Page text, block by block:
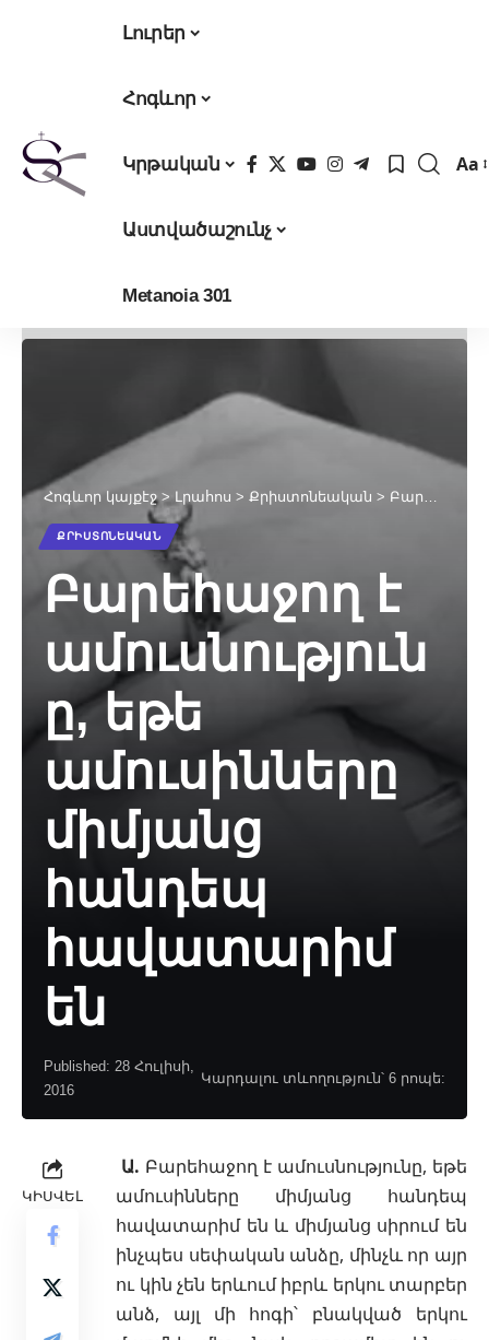
Լուրեր
Հոգևոր
Կրթական
Աստվածաշունչ
Metanoia 301
Aa
Հոգևոր կայքէջ> Լրահոս > Քրիստոնեական > Բարեհաջող է ամուսնությունը, եթե ամուսինները միմյանց հանդեպ հավատարիմ են
ՔՐԻՍՏՈՆԵԱԿԱՆ
Բարեհաջող է
ամուսնություն
ը, եթե
ամուսինները
միմյանց
հանդեպ
հավատարիմ
են
Published: 28 Հուլիսի,
2016
Կարդալու տևողություն՝ 6 րոպե:
ԿԻՍՎԵԼ
Ա. Բարեհաջող է ամուսնությունը, եթե
ամուսինները միմյանց հանդեպ
հավատարիմ են և միմյանց սիրում են
ինչպես սեփական անձը, մինչև որ այր
ու կին չեն երևում իբրև երկու տարբեր
անձ, այլ մի հոգի՝ բնակված երկու